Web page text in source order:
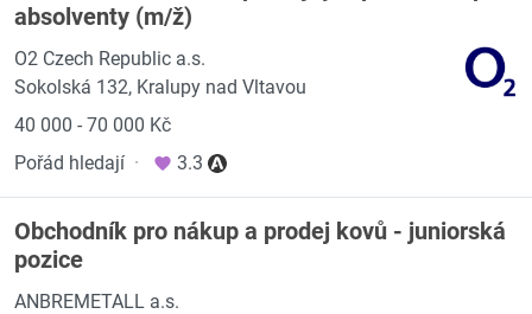
absolventy (m/ž)
O2 Czech Republic a.s.
Sokolská 132, Kralupy nad Vltavou
40 000 - 70 000 Kč
Pořád hledají · 3.3
Obchodník pro nákup a prodej kovů - juniorská
pozice
ANBREMETALL a.s.